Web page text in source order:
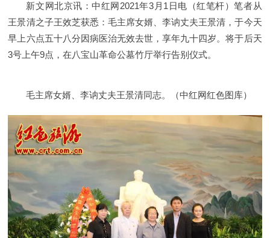
新文网北京讯：中红网2021年3月1日电（红笔杆）笔者从
王景清之子王效芝获悉：毛主席女婿、李讷丈夫王景清，于今天
早上六点五十八分因病医治无效去世，享年九十四岁。将于后天
3号上午9点，在八宝山革命公墓竹厅举行告别仪式。
毛主席女婿、李讷丈夫王景清同志。（中红网红色图库）